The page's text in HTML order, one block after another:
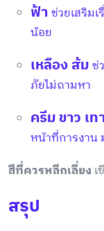
ฟ้าช่วยเสริม
น้อย
เหลือง ส้มช่
ภัยไม่ถามหา
ครีม ขาว เท
หน้าที่การงาน
สีที่ควรหลีกเลี่ยง เ
สรุป